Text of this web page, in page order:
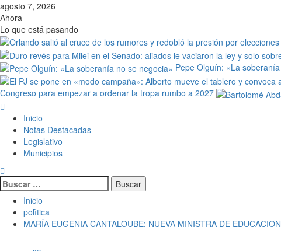
agosto 7, 2026
Ahora
Lo que está pasando
Pepe Olguín: «La
Congreso para empezar a ordenar la tropa rumbo a 2027
Inicio
Notas Destacadas
Legislativo
Municipios
Inicio
polìtica
MARÍA EUGENIA CANTALOUBE: NUEVA MINISTRA DE